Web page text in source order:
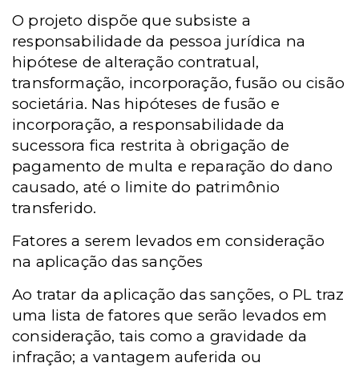
O projeto dispõe que subsiste a
responsabilidade da pessoa jurídica na
hipótese de alteração contratual,
transformação, incorporação, fusão ou cisão
societária. Nas hipóteses de fusão e
incorporação, a responsabilidade da
sucessora fica restrita à obrigação de
pagamento de multa e reparação do dano
causado, até o limite do patrimônio
transferido.
Fatores a serem levados em consideração
na aplicação das sanções
Ao tratar da aplicação das sanções, o PL traz
uma lista de fatores que serão levados em
consideração, tais como a gravidade da
infração; a vantagem auferida ou